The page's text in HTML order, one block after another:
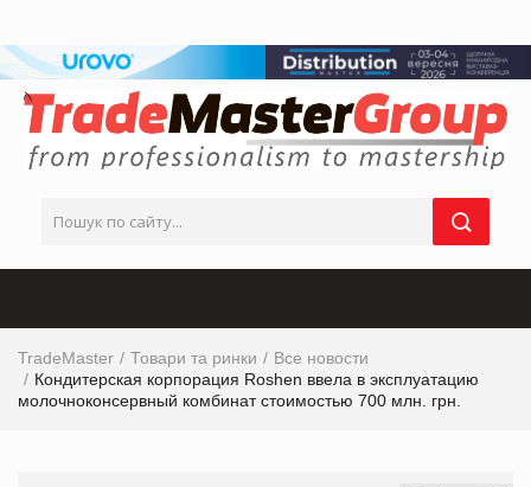
TradeMaster Товари та ринки
Все новости
Кондитерская корпорация Roshen ввела в эксплуатацию
молочноконсервный комбинат стоимостью 700 млн. грн.